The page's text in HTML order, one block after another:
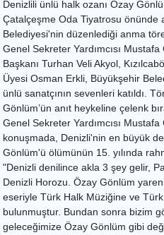
Denizlili ünlü halk ozanı Özay
Çatalçeşme Oda Tiyatrosu önünde
Belediyesi'nin düzenlediği anma
Genel Sekreter Yardımcısı
Başkanı Turhan Veli Akyol,
Üyesi Osman Erkli, Büyükşehir
ünlü sanatçının sevenleri katıldı.
Gönlüm’ün anıt heykeline çelenk
Genel Sekreter Yardımcısı
konuşmada, Denizli'nin en büyük
Gönlüm'ü ölümünün 15. yılında
"Denizli denilince akla 3 şey gelir,
Denizli Horozu. Özay Gönlüm
eseriyle Türk Halk Müziğine ve
bulunmuştur. Bundan sonra bizim
geleceğimize Özay Gönlüm gibi